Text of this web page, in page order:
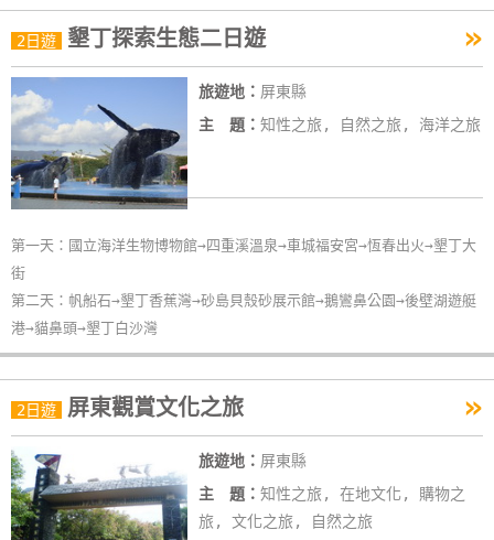
房
Q&A
國
旅
卡
房
請
款
收
據
合
作
提
2日遊 墾丁探索生態二日遊 »
旅遊地： 屏東縣
主 題： 知性之旅, 自然之旅, 海洋之旅
第一天：國立海洋生物博物館→四重溪溫泉→車城福安宮→恆春出火→墾丁大
街
第二天：帆船石→墾丁香蕉灣→砂島貝殼砂展示館→鵝鸞鼻公園→後壁湖遊艇
港→貓鼻頭→墾丁白沙灣
2日遊 屏東觀賞文化之旅 »
旅遊地： 屏東縣
主 題： 知性之旅, 在地文化, 購物之
旅, 文化之旅, 自然之旅